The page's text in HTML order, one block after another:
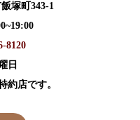
塚町343-1
8120
日
約店です。